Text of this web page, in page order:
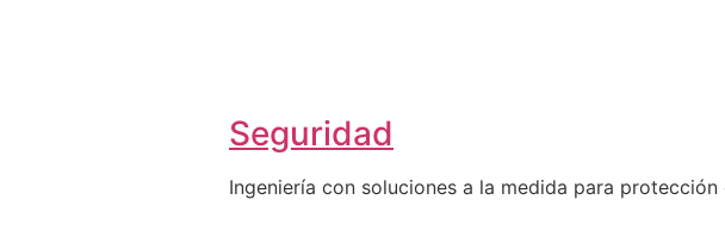
Seguridad
Ingeniería con soluciones a la medida para